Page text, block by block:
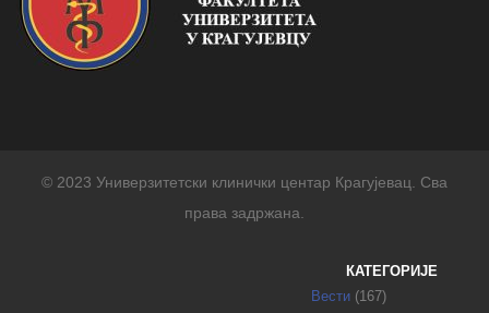
© 2023 Универзитетски клинички центар Крагујевац. Сва
права задржана.
КАТЕГОРИЈЕ
Вести (167)